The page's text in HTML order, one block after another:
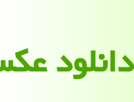
دانلود